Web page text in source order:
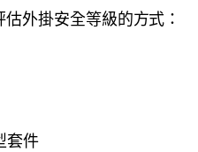
外掛安全等級的方式：
套件